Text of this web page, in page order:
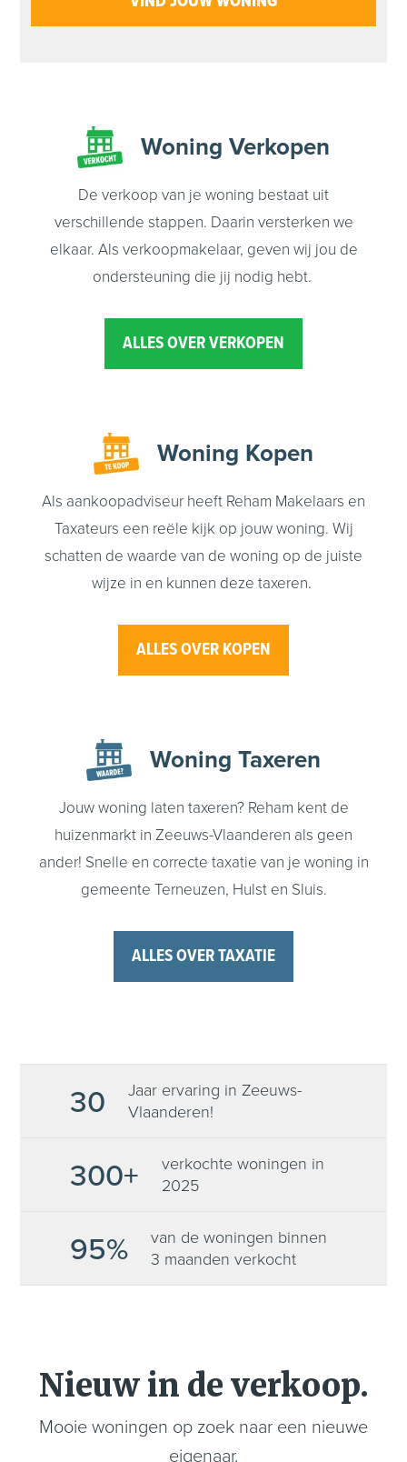
Woning Verkopen
De verkoop van je woning bestaat uit
verschillende stappen. Daarin versterken we
elkaar. Als verkoopmakelaar, geven wij jou de
ondersteuning die jij nodig hebt.
ALLES OVER VERKOPEN
Woning Kopen
Als aankoopadviseur heeft Reham Makelaars en
Taxateurs een reële kijk op jouw woning. Wij
schatten de waarde van de woning op de juiste
wijze in en kunnen deze taxeren.
ALLES OVER KOPEN
Woning Taxeren
Jouw woning laten taxeren? Reham kent de
huizenmarkt in Zeeuws-Vlaanderen als geen
ander! Snelle en correcte taxatie van je woning in
gemeente Terneuzen, Hulst en Sluis.
ALLES OVER TAXATIE
30
Jaar ervaring in Zeeuws-
Vlaanderen!
300+
verkochte woningen in
2025
95%
van de woningen binnen
3 maanden verkocht
Nieuw in de verkoop.
Mooie woningen op zoek naar een nieuwe
eigenaar.